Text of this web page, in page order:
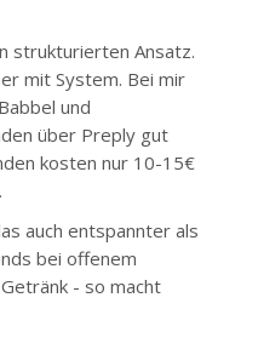
strukturierten Ansatz.
mit System. Bei mir
und
über Preply gut
kosten nur 10-15€
auch entspannter als
bei offenem
- so macht